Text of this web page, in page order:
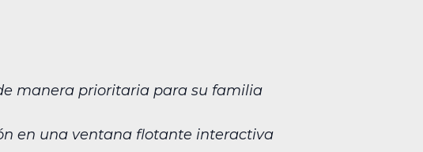
manera prioritaria para su familia
en una ventana flotante interactiva